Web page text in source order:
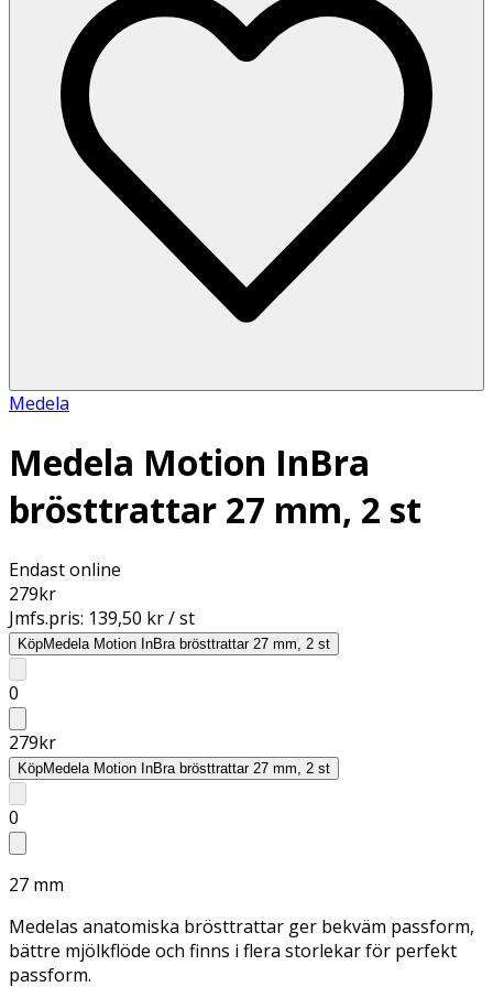
Medela
Medela Motion InBra
brösttrattar 27 mm, 2 st
Endast online
279kr
Jmfs.pris: 139,50 kr / st
KöpMedela Motion InBra brösttrattar 27 mm, 2 st
0
279kr
KöpMedela Motion InBra brösttrattar 27 mm, 2 st
0
27 mm
Medelas anatomiska brösttrattar ger bekväm passform,
bättre mjölkflöde och finns i flera storlekar för perfekt
passform.